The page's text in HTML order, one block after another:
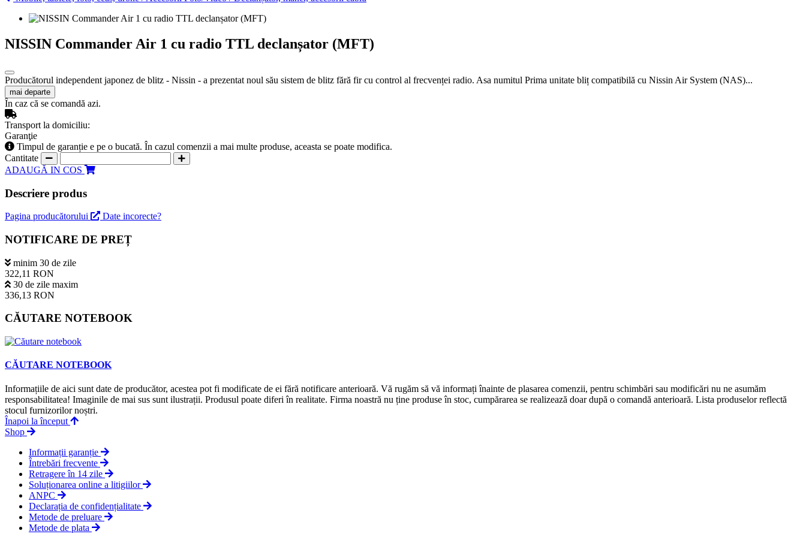
NISSIN Commander Air 1 cu radio TTL declanșator (MFT)
Producătorul independent japonez de blitz - Nissin - a prezentat noul său sistem de blitz fără fir cu control al frecvenței radio. Asa numitul Prima unitate bliț compatibilă cu Nissin Air System (NAS)...
mai departe
În caz că se comandă azi.
Transport la domiciliu:
Garanţie
Timpul de garanție e pe o bucată. În cazul comenzii a mai multe produse, aceasta se poate modifica.
Cantitate
ADAUGĂ IN COS
Descriere produs
Pagina producătorului Date incorecte?
NOTIFICARE DE PREȚ
minim 30 de zile
322,11 RON
30 de zile maxim
336,13 RON
CĂUTARE NOTEBOOK
CĂUTARE NOTEBOOK
Informațiile de aici sunt date de producător, acestea pot fi modificate de ei fără notificare anterioară. Vă rugăm să vă informați înainte de plasarea comenzii, pentru schimbări sau modificări nu ne asumăm
responsabilitatea! Imaginile de mai sus sunt ilustrații. Produsul poate diferi în realitate. Firma noastră nu ține produse în stoc, cumpărarea se realizează doar după o comandă anterioară. Lista produselor reflectă
stocul furnizorilor noștri.
Înapoi la început
Shop
Informații garanție
Întrebări frecvente
Retragere în 14 zile
Soluționarea online a litigiilor
ANPC
Declarația de confidențialitate
Metode de preluare
Metode de plata